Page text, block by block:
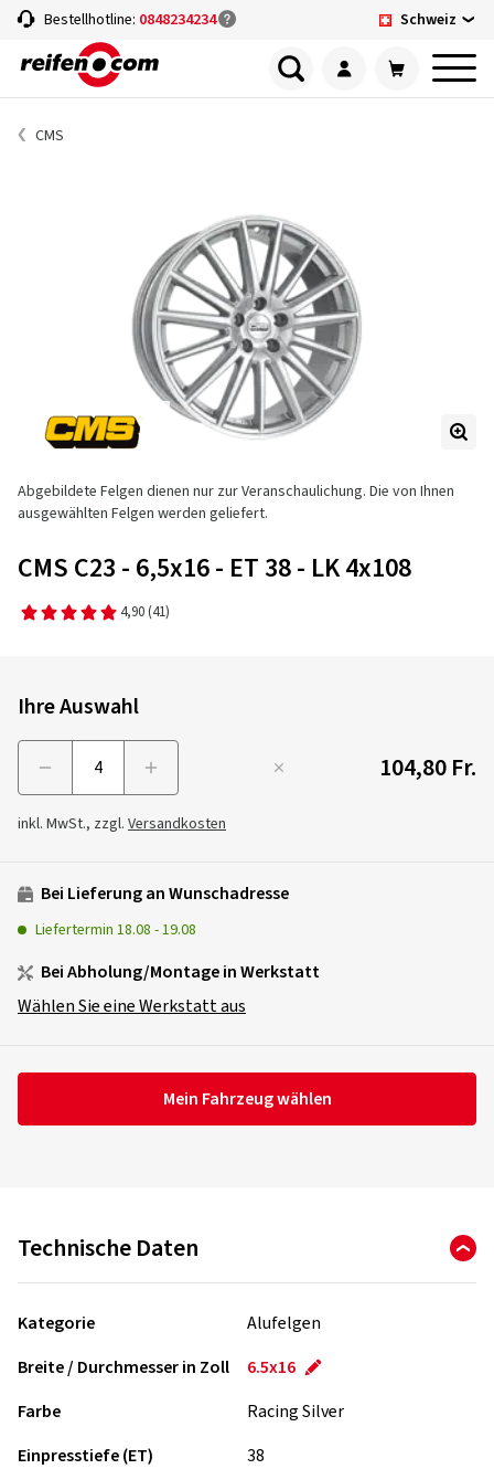
Bestellhotline: 0848234234 Schweiz
CMS
Abgebildete Felgen dienen nur zur Veranschaulichung. Die von Ihnen
ausgewählten Felgen werden geliefert.
CMS C23 - 6,5x16 - ET 38 - LK 4x108
4,90 (41)
Ihre Auswahl
104,80 Fr.
inkl. MwSt., zzgl. Versandkosten
Bei Lieferung an Wunschadresse
Liefertermin 18.08 -19.08
Bei Abholung/Montage in Werkstatt
Wählen Sie eine Werkstatt aus
Mein Fahrzeug wählen
Technische Daten
Kategorie
Alufelgen
Breite / Durchmesser in Zoll
6.5x16
Farbe
Racing Silver
Einpresstiefe (ET)
38